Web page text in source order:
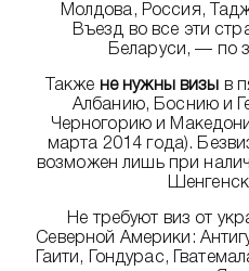
Молдова, Россия,
Въезд во все эти
Беларуси, — по
Также не нужны визы
в
Албанию, Боснию и
Черногорию и
марта 2014 года).
возможен лишь при
Не требуют виз от
Северной Америки:
Гаити, Гондурас,